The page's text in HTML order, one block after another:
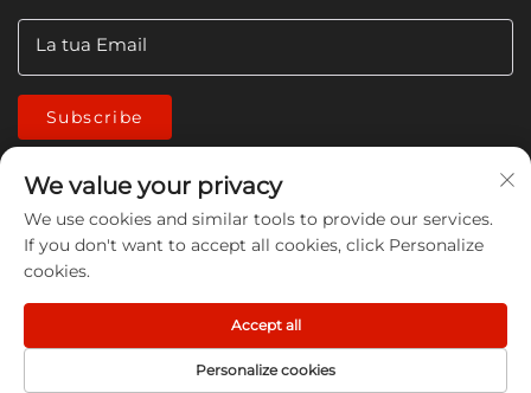
La tua Email
Subscribe
Copyright © 2026 China Jiangmen Guanwen cleaning
products Co., LTD. All rights reserved -
privacy
We value your privacy
We use cookies and similar tools to provide our services.
If you don't want to accept all cookies, click Personalize
cookies.
Personalize cookies
Accept all